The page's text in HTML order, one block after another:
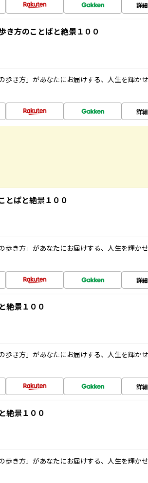
詳
き方のことばと絶景１００
歩き方」があなたにお届けする、人生を輝か
詳
とばと絶景１００
歩き方」があなたにお届けする、人生を輝か
詳
絶景１００
歩き方」があなたにお届けする、人生を輝か
詳
絶景１００
歩き方」があなたにお届けする、人生を輝か